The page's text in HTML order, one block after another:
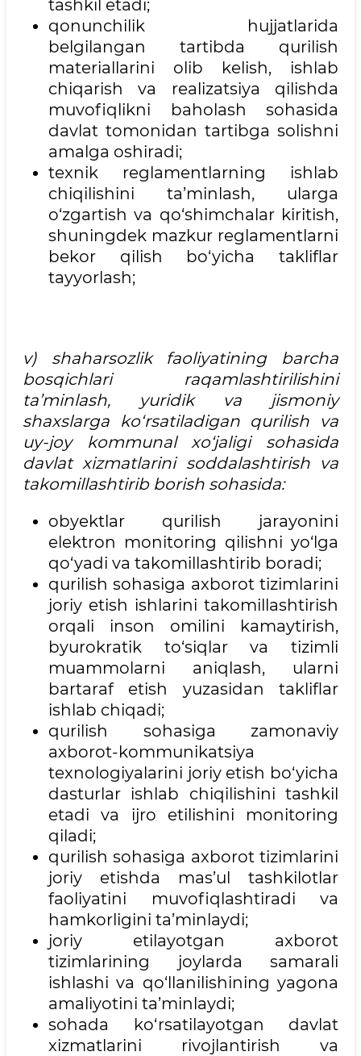
tashkil etadi;
qonunchilik hujjatlarida
belgilangan tartibda qurilish
materiallarini olib kelish, ishlab
chiqarish va realizatsiya qilishda
muvofiqlikni baholash sohasida
davlat tomonidan tartibga solishni
amalga oshiradi;
texnik reglamentlarning ishlab
chiqilishini ta’minlash, ularga
o‘zgartish va qo‘shimchalar kiritish,
shuningdek mazkur reglamentlarni
bekor qilish bo‘yicha takliflar
tayyorlash;
v) shaharsozlik faoliyatining barcha
bosqichlari raqamlashtirilishini
ta’minlash, yuridik va jismoniy
shaxslarga ko‘rsatiladigan qurilish va
uy-joy kommunal xo‘jaligi sohasida
davlat xizmatlarini soddalashtirish va
takomillashtirib borish sohasida:
obyektlar qurilish jarayonini
elektron monitoring qilishni yo‘lga
qo‘yadi va takomillashtirib boradi;
qurilish sohasiga axborot tizimlarini
joriy etish ishlarini takomillashtirish
orqali inson omilini kamaytirish,
byurokratik to‘siqlar va tizimli
muammolarni aniqlash, ularni
bartaraf etish yuzasidan takliflar
ishlab chiqadi;
qurilish sohasiga zamonaviy
axborot-kommunikatsiya
texnologiyalarini joriy etish bo‘yicha
dasturlar ishlab chiqilishini tashkil
etadi va ijro etilishini monitoring
qiladi;
qurilish sohasiga axborot tizimlarini
joriy etishda mas’ul tashkilotlar
faoliyatini muvofiqlashtiradi va
hamkorligini ta’minlaydi;
joriy etilayotgan axborot
tizimlarining joylarda samarali
ishlashi va qo‘llanilishining yagona
amaliyotini ta’minlaydi;
sohada ko‘rsatilayotgan davlat
xizmatlarini rivojlantirish va